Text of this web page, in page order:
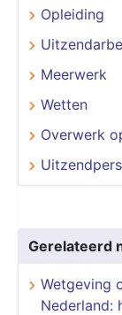
Opleiding
Meerwerk
Wetten
Overwerk
Gerelateerd
Wetgeving
Nederland: